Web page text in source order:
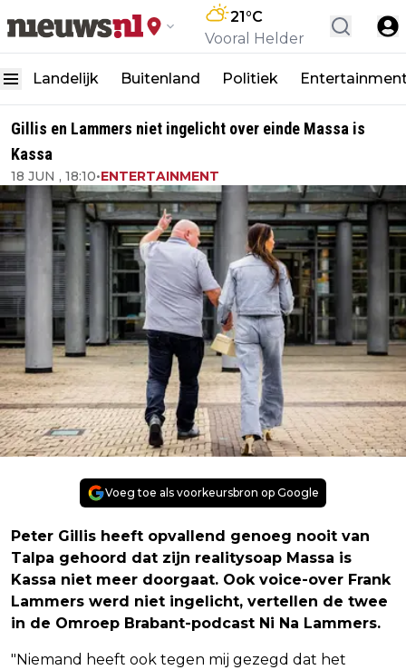
21°C
Vooral Helder
Landelijk Buitenland Politiek
Gillis en Lammers niet ingelicht over einde Massa is
Kassa
18 JUN , 18:10•ENTERTAINMENT
Voeg toe als voorkeursbron op Google
Peter Gillis heeft opvallend genoeg nooit van
Talpa gehoord dat zijn realitysoap Massa is
Kassa niet meer doorgaat. Ook voice-over Frank
Lammers werd niet ingelicht, vertellen de twee
in de Omroep Brabant-podcast Ni Na Lammers.
"Niemand heeft ook tegen mij gezegd dat het